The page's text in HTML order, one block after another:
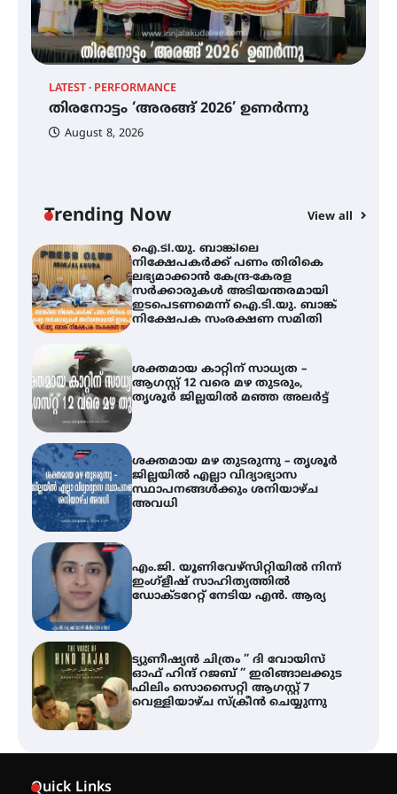
LATEST PERFORMANCE
തിരനോട്ടം ‘അരങ്ങ് 2026’ ഉണർന്നു
August 8, 2026
Trending Now View all
വെള്ളിയാഴ്ച സ്‌ക്രീൻ ചെയ്യുന്നു
തിരനോട്ടം ‘അരങ്ങ് 2026’ ഉണർന്നു
ഇടപെടണമെന്ന് ഐ.ടി.യു. ബാങ്ക്
നിക്ഷേപക സംരക്ഷണ സമിതി
ശക്തമായ കാറ്റിന് സാധ്യത –
ആഗസ്റ്റ് 12 വരെ മഴ തുടരും,
തൃശൂർ ജില്ലയിൽ മഞ്ഞ അലർട്ട്
ശക്തമായ മഴ തുടരുന്നു – തൃശൂർ
ജില്ലയിൽ എല്ലാ വിദ്യാഭ്യാസ
സ്ഥാപനങ്ങൾക്കും ശനിയാഴ്ച
അവധി
എം.ജി. യൂണിവേഴ്‌സിറ്റിയിൽ നിന്ന്
ഇംഗ്ളീഷ് സാഹിത്യത്തിൽ
ഡോക്ടറേറ്റ് നേടിയ എൻ. ആര്യ
ട്യുണീഷ്യൻ ചിത്രം ” ദി വോയിസ്
ഓഫ് ഹിന്ദ് റജബ് ” ഇരിങ്ങാലക്കുട
ഫിലിം സൊസൈറ്റി ആഗസ്റ്റ് 7
വെള്ളിയാഴ്ച സ്‌ക്രീൻ ചെയ്യുന്നു
തിരനോട്ടം ‘അരങ്ങ് 2026’ ഉണർന്നു
Quick Links